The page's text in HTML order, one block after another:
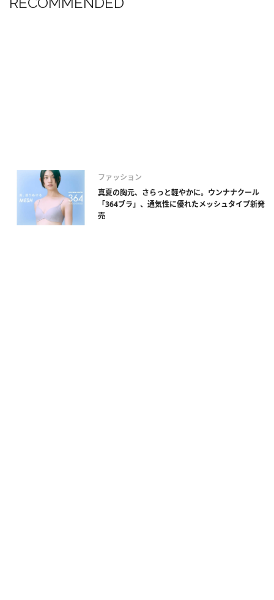
ファッション
真夏の胸元、さらっと軽やかに。ウンナナクール
「364ブラ」、通気性に優れたメッシュタイプ新発
売